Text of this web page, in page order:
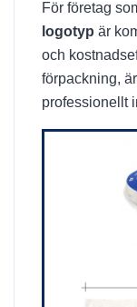
För företag
logotyp är
och
förpackning,
professionellt